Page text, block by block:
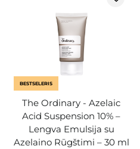
BESTSELERIS
The Ordinary - Azelaic
Acid Suspension 10% –
Lengva Emulsija su
Azelaino Rūgštimi – 30 ml